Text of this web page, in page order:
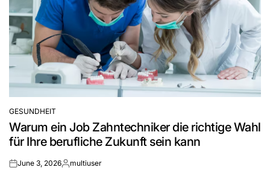
POSTED
IN
GESUNDHEIT
Warum ein Job Zahntechniker die richtige Wahl
für Ihre berufliche Zukunft sein kann
onJune 3, 2026Posted
multiuser